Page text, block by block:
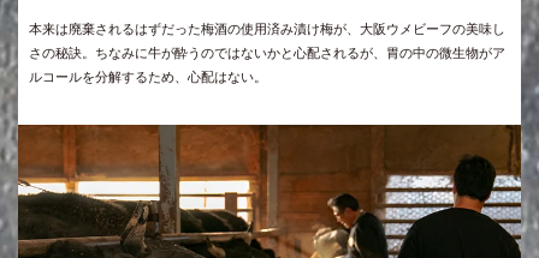
本来は廃棄されるはずだった梅酒の使用済み漬け梅が、大阪ウメビーフの美味し
さの秘訣。ちなみに牛が酔うのではないかと心配されるが、胃の中の微生物がア
ルコールを分解するため、心配はない。